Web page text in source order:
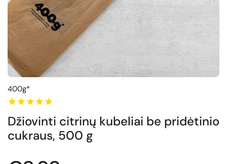
400g*
Džiovinti citrinų kubeliai be pridėtinio
cukraus, 500 g